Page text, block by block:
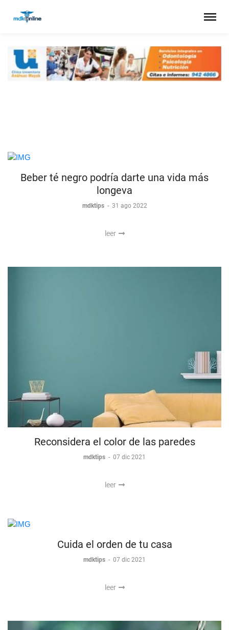
Beber té negro podría darte una vida más
longeva
mdktips - 31 ago 2022
leer
Reconsidera el color de las paredes
mdktips - 07 dic 2021
leer
Cuida el orden de tu casa
mdktips - 07 dic 2021
leer